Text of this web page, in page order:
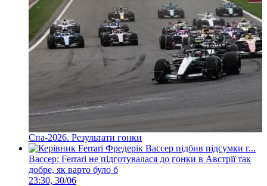
Спа-2026. Результати гонки
Вассер: Ferrari не підготувалася до гонки в Австрії так
добре, як варто було б
23:30, 30/06